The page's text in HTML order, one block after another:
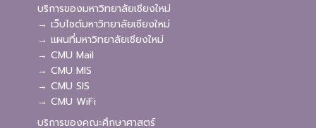
บริการของมหาวิทยาลัยเชียงใหม่
→ เว็บไซต์มหาวิทยาลัยเชียงใหม่
→ แผนที่มหาวิทยาลัยเชียงใหม่
→ CMU Mail
→ CMU MIS
→ CMU SIS
→ CMU WiFi
บริการของคณะศึกษาศาสตร์